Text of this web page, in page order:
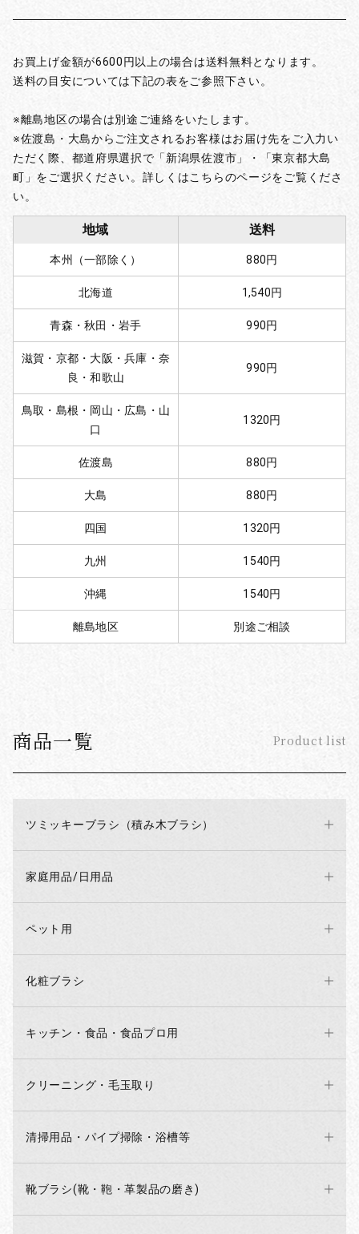
商品一覧 Product list
ツミッキーブラシ（積み木ブラシ）
家庭用品/日用品
ペット用
化粧ブラシ
キッチン・食品・食品プロ用
クリーニング・毛玉取り
清掃用品・パイプ掃除・浴槽等
靴ブラシ(靴・鞄・革製品の磨き)
お買上げ金額が6600円以上の場合は送料無料となります。
送料の目安については下記の表をご参照下さい。
※離島地区の場合は別途ご連絡をいたします。
※佐渡島・大島からご注文されるお客様はお届け先をご入力い
ただく際、都道府県選択で「新潟県佐渡市」・「東京都大島
町」をご選択ください。詳しくはこちらのページをご覧くださ
い。
地域 送料
本州（一部除く） 880円
北海道 1,540円
青森・秋田・岩手 990円
滋賀・京都・大阪・兵庫・奈
良・和歌山
990円
鳥取・島根・岡山・広島・山
口
1320円
佐渡島 880円
大島 880円
四国 1320円
九州 1540円
沖縄 1540円
離島地区 別途ご相談